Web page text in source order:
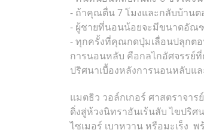
- ถ้าคุณตื่น 7 โมงและกลับบ้าน
- ผู้ชายที่นอนน้อยจะมีขนาดอัณฑ
- ทุกครั้งที่คุณกดปุ่มเลื่อนปลุกต
การนอนหลับ คือกลไกอัศจรรย์
ปริศนาเบื้องหลังการนอนหลับ
แมตธิว วอล์กเกอร์ ศาสตราจา
ดิ่งสู่ห้วงนิทราอันเร้นลับ ไขปริ
ไซเมอร์ เบาหวาน หรือมะเร็ง